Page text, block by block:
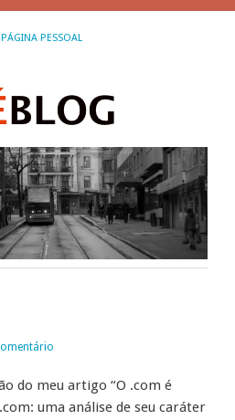
PÁGINA PESSOAL
do meu artigo “O .com é
uma análise de seu caráter